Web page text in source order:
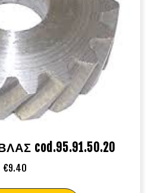
cod.95.91.50.20
€9.40